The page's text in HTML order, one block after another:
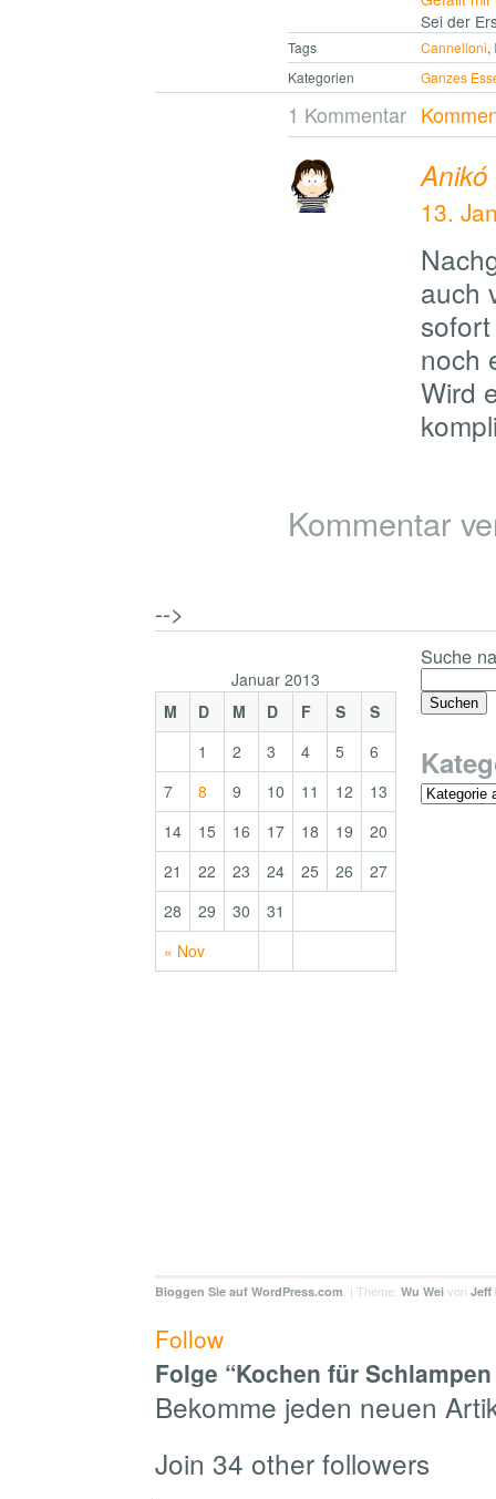
Sei der
Tags Cannelloni,
Kategorien
Ganzes
1 Kommentar
Anikó
13.
auch
noch
Wird
Kommentar
-->
Januar 2013
M
D M D F S S
« Nov
1 2 3 4 5
6
7
8 9 10 11 12
13
14
15 16 17 18 19
20
21
22 23 24 25 26
27
28
29 30 31
Suche
Bloggen Sie auf WordPress.com . | Theme: Wu Wei von Jeff
Follow
Folge “Kochen für
Bekomme jeden neuen
Join 34 other followers